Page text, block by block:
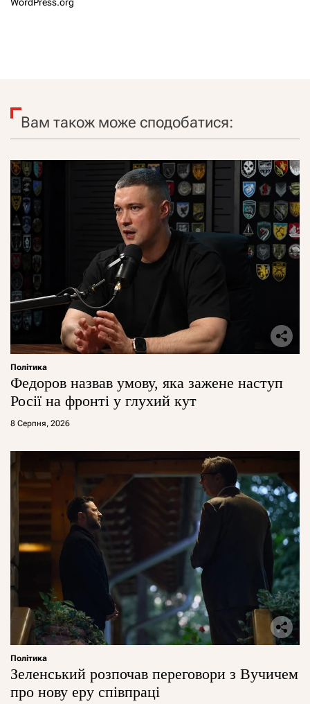
Вам також може сподобатися:
Політика
Федоров назвав умову, яка зажене наступ
Росії на фронті у глухий кут
8 Серпня, 2026
Політика
Зеленський розпочав переговори з Вучичем
про нову еру співпраці